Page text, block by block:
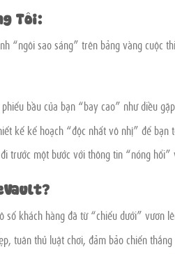
Tôi:
“ngôi sao sáng” trên bảng vàng cuộc
bầu của bạn “bay cao” như diều
kế kế hoạch “độc nhất vô nhị” để bạn
trước một bước với thông tin “nóng hổi”
số khách hàng đã từ “chiếu dưới” vươn
tuân thủ luật chơi, đảm bảo chiến